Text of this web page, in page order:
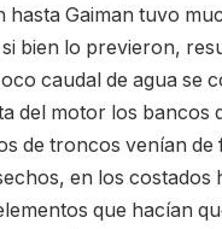
hasta Gaiman tuvo
bien lo previeron,
caudal de agua se
del motor los bancos
de troncos venían de
en los costados
que hacían